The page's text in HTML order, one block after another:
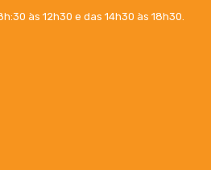
às 12h30 e das 14h30 às 18h30.